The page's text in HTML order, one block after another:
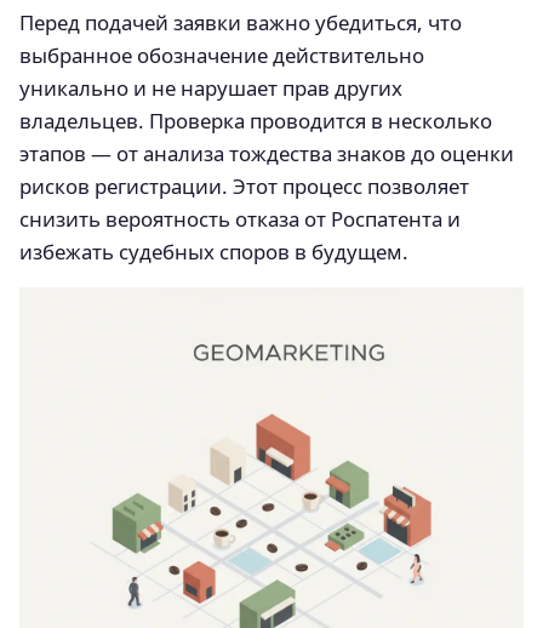
Перед подачей заявки важно убедиться, что
выбранное обозначение действительно
уникально и не нарушает прав других
владельцев. Проверка проводится в несколько
этапов — от анализа тождества знаков до оценки
рисков регистрации. Этот процесс позволяет
снизить вероятность отказа от Роспатента и
избежать судебных споров в будущем.